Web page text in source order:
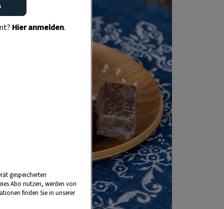
Hier anmelden.
gespeicherten
Abo nutzen, werden von
finden Sie in unserer